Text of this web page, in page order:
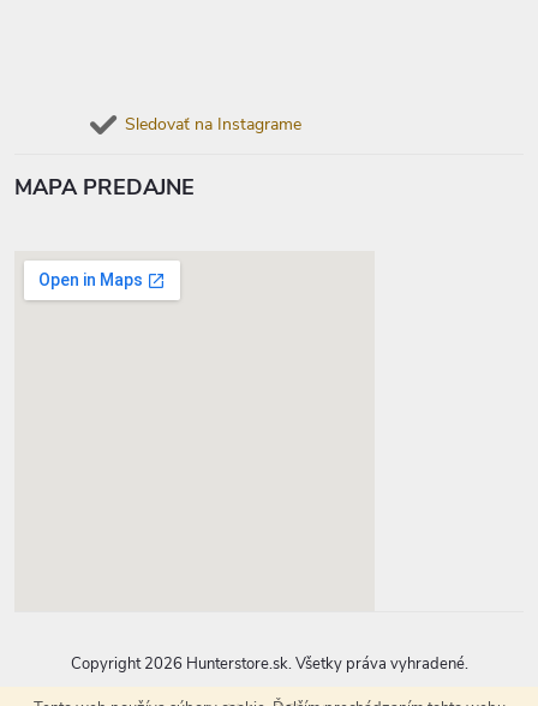
Sledovať na Instagrame
MAPA PREDAJNE
Copyright 2026 Hunterstore.sk. Všetky práva vyhradené.